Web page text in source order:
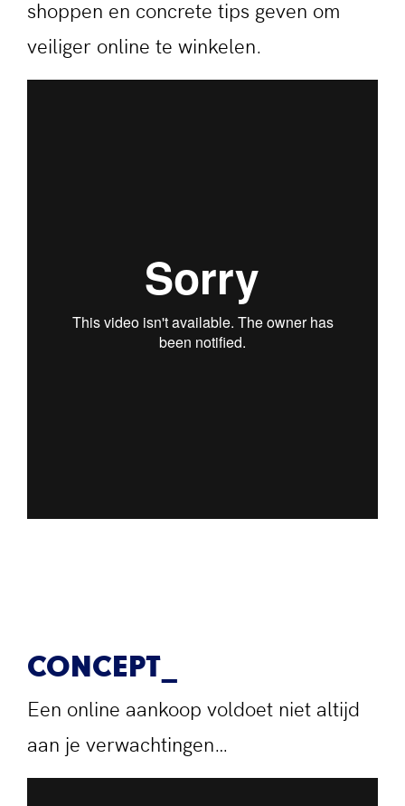
shoppen en concrete tips geven om
veiliger online te winkelen.
CONCEPT
Een online aankoop voldoet niet altijd
aan je verwachtingen…